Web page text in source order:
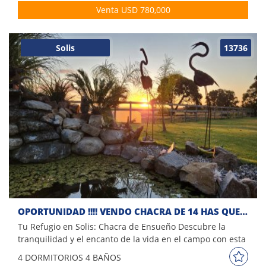
Caminería - Portera - Predio cercado
Venta USD 780,000
13736
Solis
OPORTUNIDAD !!!! VENDO CHACRA DE 14 HAS QUE YA NO SE ENCUENTRAN EN LA ZONA . CANCHA DE POLO , PICADERO Y CABALLERIZAS
Tu Refugio en Solis: Chacra de Ensueño Descubre la
tranquilidad y el encanto de la vida en el campo con esta
exquisita chacra en Solis. Ideal para quienes buscan un
4 DORMITORIOS 4 BAÑOS